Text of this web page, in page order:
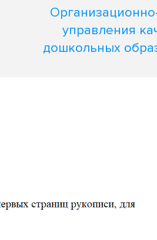
управления
дошкольных